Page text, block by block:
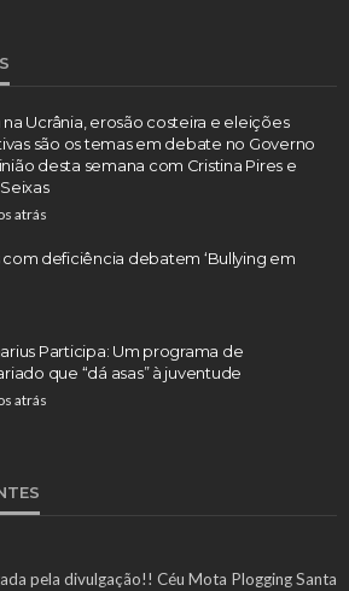
na Ucrânia, erosão costeira e eleições
são os temas em debate no Governo
desta semana com Cristina Pires e
atrás
deficiência debatem ‘Bullying em
Participa: Um programa de
que “dá asas” à juventude
atrás
pela divulgação!! Céu Mota Plogging Santa